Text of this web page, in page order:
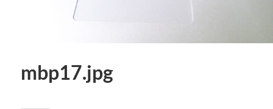
mbp17.jpg